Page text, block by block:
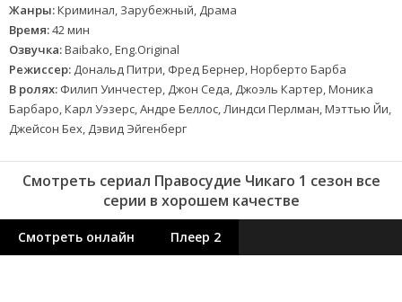
Жанры:Криминал, Зарубежный, Драма
Время:42 мин
Озвучка:Baibako, Eng.Original
Режиссер: Дональд Питри, Фред Бернер, Норберто Барба
В ролях: Филип Уинчестер, Джон Седа, Джоэль Картер, Моника
Барбаро, Карл Уэзерс, Андре Беллос, Линдси Перлман, Мэттью Йи,
Джейсон Бех, Дэвид Эйгенберг
Смотреть сериал Правосудие Чикаго 1 сезон все
серии в хорошем качестве
Смотреть онлайн Плеер 2